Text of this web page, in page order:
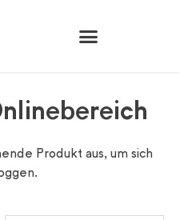
Produkt aus, um sich